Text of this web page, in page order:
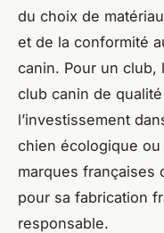
du choix de
et de la conformité
canin. Pour un club,
club canin de
l’investissement
chien écologique
marques françaises
pour sa fabrication
responsable.